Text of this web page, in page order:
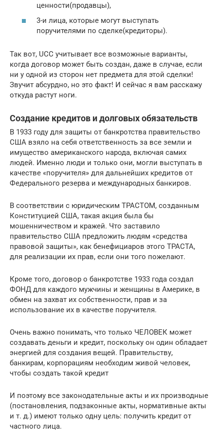
ценности(продавцы),
3-и лица, которые могут выступать
поручителями по сделке(кредиторы).
Так вот, UCC учитывает все возможные варианты,
когда договор может быть создан, даже в случае, если
ни у одной из сторон нет предмета для этой сделки!
Звучит абсурдно, но это факт! И сейчас я вам расскажу
откуда растут ноги.
Создание кредитов и долговых обязательств
В 1933 году для защиты от банкротства правительство
США взяло на себя ответственность за все земли и
имущество американского народа, включая самих
людей. Именно люди и только они, могли выступать в
качестве «поручителя» для дальнейших кредитов от
Федерального резерва и международных банкиров.
В соответствии с юридическим ТРАСТОМ, созданным
Конституцией США, такая акция была бы
мошенничеством и кражей. Что заставило
правительство США предложить людям «средства
правовой защиты», как бенефициаров этого ТРАСТА,
для реализации их прав, если они того пожелают.
Кроме того, договор о банкротстве 1933 года создал
ФОНД для каждого мужчины и женщины в Америке, в
обмен на захват их собственности, прав и за
использование их в качестве поручителя.
Очень важно понимать, что только ЧЕЛОВЕК может
создавать деньги и кредит, поскольку он один обладает
энергией для создания вещей. Правительству,
банкирам, корпорациям необходим живой человек,
чтобы создать такой кредит
И поэтому все законодательные акты и их производные
(постановления, подзаконные акты, нормативные акты
и т. д.) имеют только одну цель: получить кредит от
частного лица.